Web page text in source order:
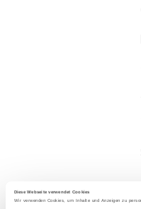
Diese Webseite verwendet Cookies
Wir verwenden Cookies, um Inhalte und Anzeigen zu